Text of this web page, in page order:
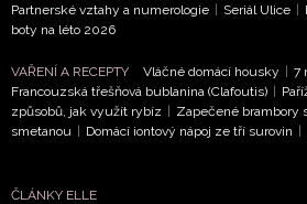
Partnerské vztahy a numerologie | Seriál Ulice |
boty na léto 2026
VAŘENÍ A RECEPTY Vláčné domácí housky | 7
Francouzská třešňová bublanina (Clafoutis) |
způsobů, jak využít rybíz | Zapečené brambory
smetanou | Domácí iontový nápoj ze tří surovin |
ČLÁNKY ELLE